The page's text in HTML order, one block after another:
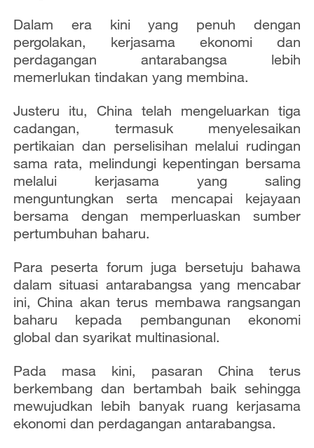
Dalam era kini yang penuh dengan
pergolakan, kerjasama ekonomi dan
perdagangan antarabangsa lebih
memerlukan tindakan yang membina.
Justeru itu, China telah mengeluarkan tiga
cadangan, termasuk menyelesaikan
pertikaian dan perselisihan melalui rudingan
sama rata, melindungi kepentingan bersama
melalui kerjasama yang saling
menguntungkan serta mencapai kejayaan
bersama dengan memperluaskan sumber
pertumbuhan baharu.
Para peserta forum juga bersetuju bahawa
dalam situasi antarabangsa yang mencabar
ini, China akan terus membawa rangsangan
baharu kepada pembangunan ekonomi
global dan syarikat multinasional.
Pada masa kini, pasaran China terus
berkembang dan bertambah baik sehingga
mewujudkan lebih banyak ruang kerjasama
ekonomi dan perdagangan antarabangsa.